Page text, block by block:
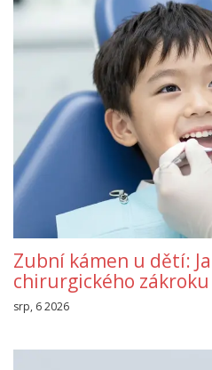
Zubní kámen u dětí:
chirurgického zákroku
srp, 6 2026